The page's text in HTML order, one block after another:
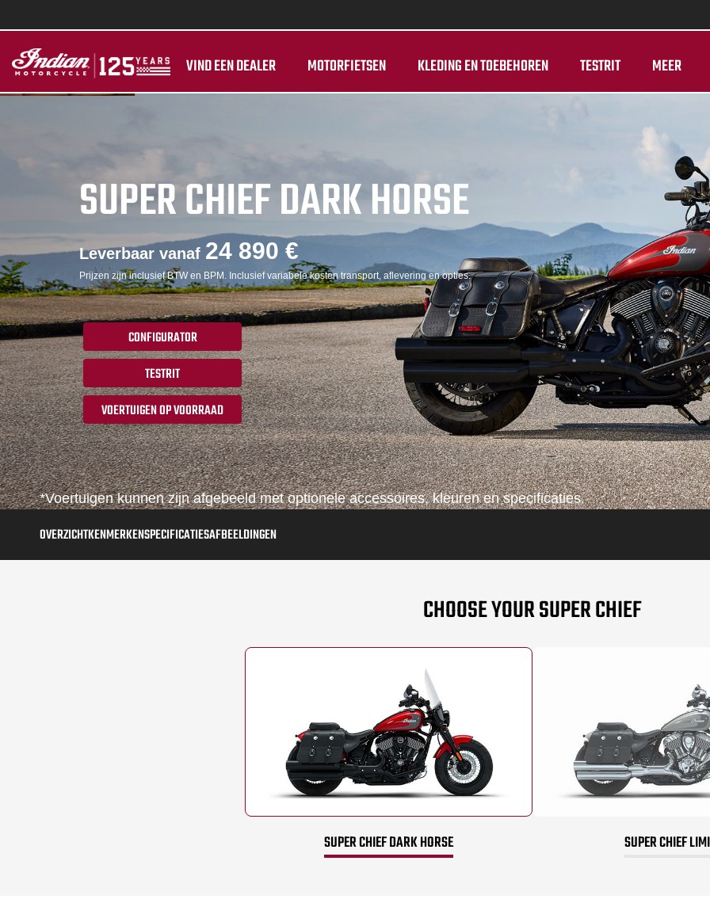
VIND EEN DEALER MOTORFIETSEN KLEDING EN TOEBEHOREN TESTRIT MEER
SUPER CHIEF DARK HORSE
Leverbaar vanaf 24 890 €
Prijzen zijn inclusief BTW en BPM. Inclusief variabele kosten transport, aflevering en opties.
CONFIGURATOR
TESTRIT
VOERTUIGEN OP VOORRAAD
*Voertuigen kunnen zijn afgebeeld met optionele accessoires, kleuren en specificaties.
OVERZICHTKENMERKENSPECIFICATIESAFBEELDINGEN
CHOOSE YOUR SUPER CHIEF
SUPER CHIEF DARK HORSE SUPER CHIEF